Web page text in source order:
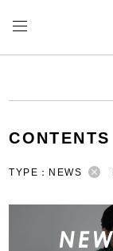
CONTENTS
TYPE：NEWS